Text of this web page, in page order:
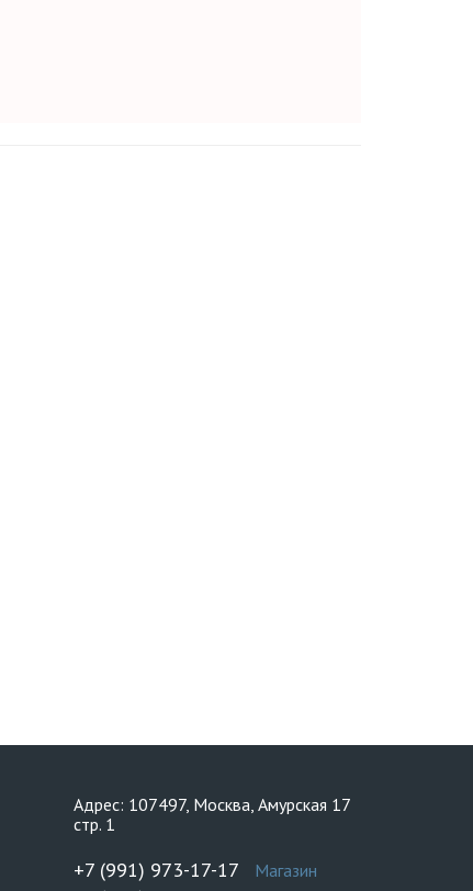
Адрес: 107497, Москва, Амурская 17
стр. 1
+7 (991) 973-17-17 Магазин